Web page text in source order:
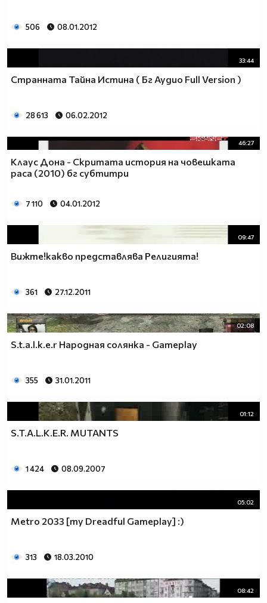
506 08.01.2012
33:44
Странната Тайна Истина ( Бг Аудио Full Version )
28 613 06.02.2012
46:27
Клаус Дона - Скритата история на човешката
раса (2010) бг субтитри
7 110 04.01.2012
09:47
Вижте!какво представлява Религията!
361 27.12.2011
02:08
S.t.a.l.k.e.r Народная солянка - Gameplay
355 31.01.2011
01:12
S.T.A.L.K.E.R. MUTANTS
1 424 08.09.2007
05:02
Metro 2033 [my Dreadful Gameplay] :)
313 18.03.2010
08:42